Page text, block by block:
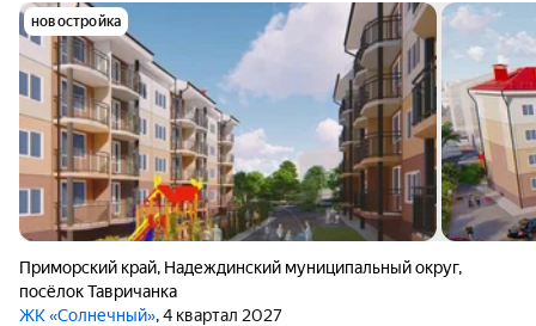
новостройка
Приморский край, Надеждинский муниципальный округ,
посёлок Тавричанка
ЖК «Солнечный», 4 квартал 2027